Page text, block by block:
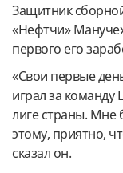
Защитник
«Нефтчи»
первого его
«Свои первые
играл за
лиге страны. Мне
этому, приятно,
сказал он.